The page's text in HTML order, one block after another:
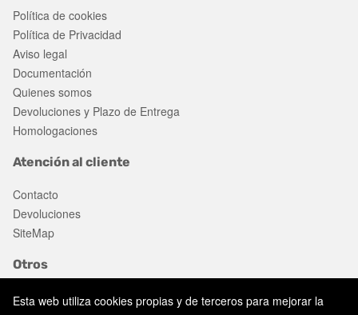
Política de cookies
Política de Privacidad
Aviso legal
Documentación
Quienes somos
Devoluciones y Plazo de Entrega
Homologaciones
Atención al cliente
Contacto
Devoluciones
SiteMap
Otros
Ofertas
Esta web utiliza cookies propias y de terceros para mejorar la